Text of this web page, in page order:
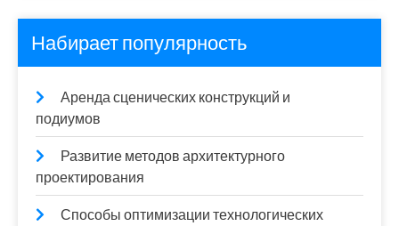
Набирает популярность
Аренда сценических конструкций и
подиумов
Развитие методов архитектурного
проектирования
Способы оптимизации технологических